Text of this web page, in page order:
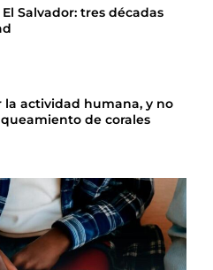
Salvador: tres décadas
actividad humana, y no
de corales